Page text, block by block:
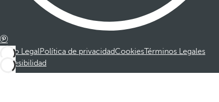
Aviso LegalPolítica de privacidadCookiesTérminos Legales
Accesibilidad